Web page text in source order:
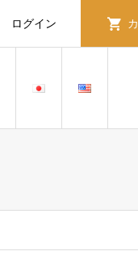
ログイン